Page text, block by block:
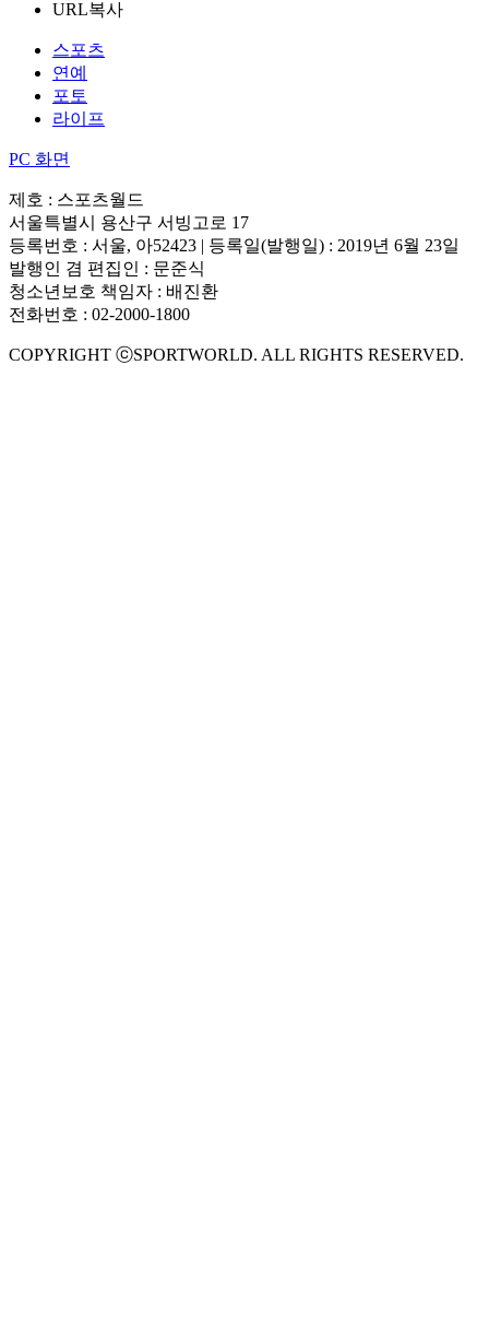
URL복사
스포츠
연예
포토
라이프
PC 화면
제호 : 스포츠월드
서울특별시 용산구 서빙고로 17
등록번호 : 서울, 아52423 | 등록일(발행일) : 2019년 6월 23일
발행인 겸 편집인 : 문준식
청소년보호 책임자 : 배진환
전화번호 : 02-2000-1800
COPYRIGHT ⓒSPORTWORLD. ALL RIGHTS RESERVED.